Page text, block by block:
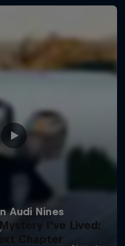
I've Lived:
Chapter